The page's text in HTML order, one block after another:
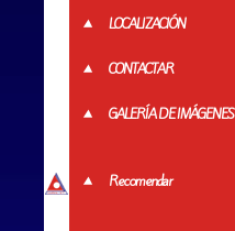
LOCALIZACIÓN
CONTACTAR
GALERÍA DE IMÁGENES
Recomendar